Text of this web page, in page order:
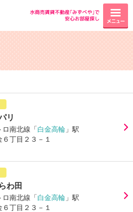
水商売賃貸不動産｢みずべや｣で
安心お部屋探し
メニュー
リ
ロ南北線「白金高輪 」駅
丁目２３－１
わ田
ロ南北線「白金高輪 」駅
丁目２３－１